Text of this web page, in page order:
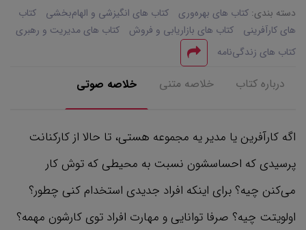
دسته بندی: کتاب های بهره‌وری کتاب های انگیزشی و الهام‌بخشی
کتاب
های کارآفرینی
کتاب های بازاریابی و فروش
کتاب های مدیریت و رهبری
کتاب های زندگی‌نامه
درباره کتاب خلاصه متنی خلاصه صوتی
اگه کار‌آفرین یا مدیر یه مجموعه هستی، تا حالا از کارکنانت
پرسیدی که احساسشون نسبت به محیطی که توش کار
می‌کنن چیه؟ برای اینکه افراد جدیدی استخدام کنی چطور؟
اولویتت چیه؟ صرفا توانایی و مهارت افراد توی کارشون مهمه؟